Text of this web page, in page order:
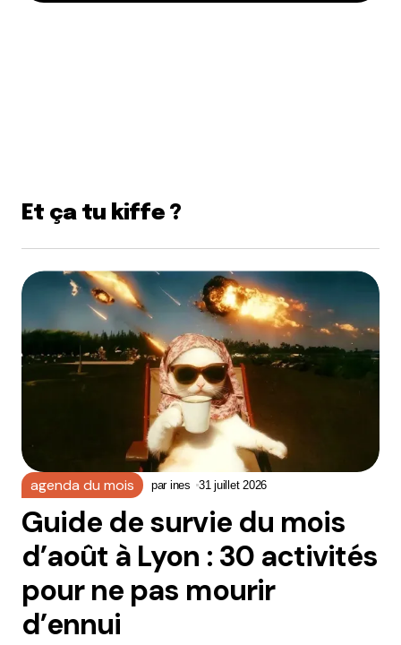
Et ça tu kiffe ?
agenda du mois par ines 31 juillet 2026
Guide de survie du mois
d’août à Lyon : 30 activités
pour ne pas mourir
d’ennui